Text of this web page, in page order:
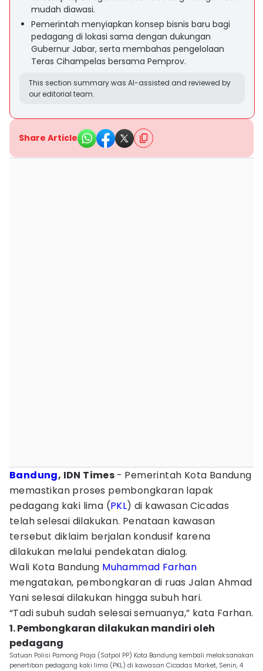
mudah diawasi.
Pemerintah menyiapkan konsep bisnis baru bagi
pedagang di lokasi sama dengan dukungan
Gubernur Jabar, serta membahas pengelolaan
Teras Cihampelas bersama Pemprov.
This section summary was AI-assisted and reviewed by
our editorial team.
Share Article
Bandung, IDN Times - Pemerintah Kota Bandung
memastikan proses pembongkaran lapak
pedagang kaki lima (PKL) di kawasan Cicadas
telah selesai dilakukan. Penataan kawasan
tersebut diklaim berjalan kondusif karena
dilakukan melalui pendekatan dialog.
Wali Kota Bandung Muhammad Farhan
mengatakan, pembongkaran di ruas Jalan Ahmad
Yani selesai dilakukan hingga subuh hari.
“Tadi subuh sudah selesai semuanya,” kata Farhan.
1. Pembongkaran dilakukan mandiri oleh
pedagang
Satuan Polisi Pamong Praja (Satpol PP) Kota Bandung kembali melaksanakan
penertiban pedagang kaki lima (PKL) di kawasan Cicadas Market, Senin, 4